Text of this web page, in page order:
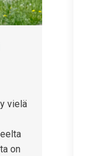
vielä
on